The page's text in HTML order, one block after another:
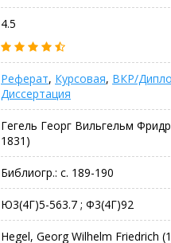
4.5
Реферат, Курсовая, ВКР/
Диссертация
Гегель Георг Вильгельм
1831)
Библиогр.: с. 189-190
Ю3(4Г)5-563.7 ; Ф3(4Г)92
Hegel, Georg Wilhelm Friedrich